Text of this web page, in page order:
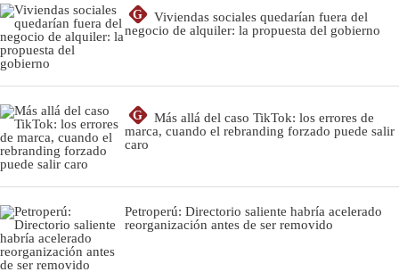
G
Viviendas sociales quedarían fuera del
negocio de alquiler: la propuesta del gobierno
G
Más allá del caso TikTok: los errores de
marca, cuando el rebranding forzado puede salir
caro
Petroperú: Directorio saliente habría acelerado
reorganización antes de ser removido